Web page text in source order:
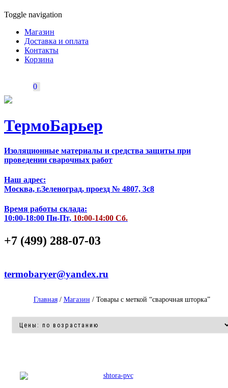
Toggle navigation
Магазин
Доставка и оплата
Контакты
Корзина
0
ТермоБарьер
Изоляционные материалы и средства защиты при
проведении сварочных работ
Наш адрес:
Москва, г.Зеленоград, проезд № 4807, 3с8
Время работы склада:
10:00-18:00 Пн-Пт, 10:00-14:00 Сб.
+7 (499) 288-07-03
termobaryer@yandex.ru
Главная/ Магазин / Товары с меткой “сварочная шторка”